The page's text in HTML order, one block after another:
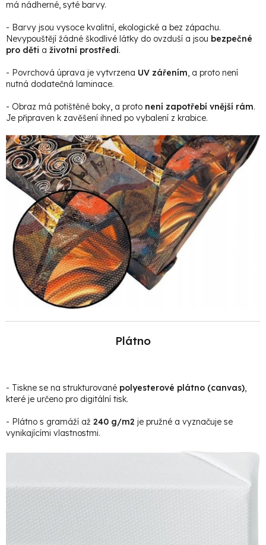
má nádherné, syté barvy.
- Barvy jsou vysoce kvalitní, ekologické a bez zápachu.
Nevypouštějí žádné škodlivé látky do ovzduší a jsou bezpečné
pro děti a životní prostředí.
- Povrchová úprava je vytvrzena UV zářením, a proto není
nutná dodatečná laminace.
- Obraz má potištěné boky, a proto není zapotřebí vnější rám.
Je připraven k zavěšení ihned po vybalení z krabice.
Plátno
- Tiskne se na strukturované polyesterové plátno (canvas),
které je určeno pro digitální tisk.
- Plátno s gramáží až 240 g/m2 je pružné a vyznačuje se
vynikajícími vlastnostmi.